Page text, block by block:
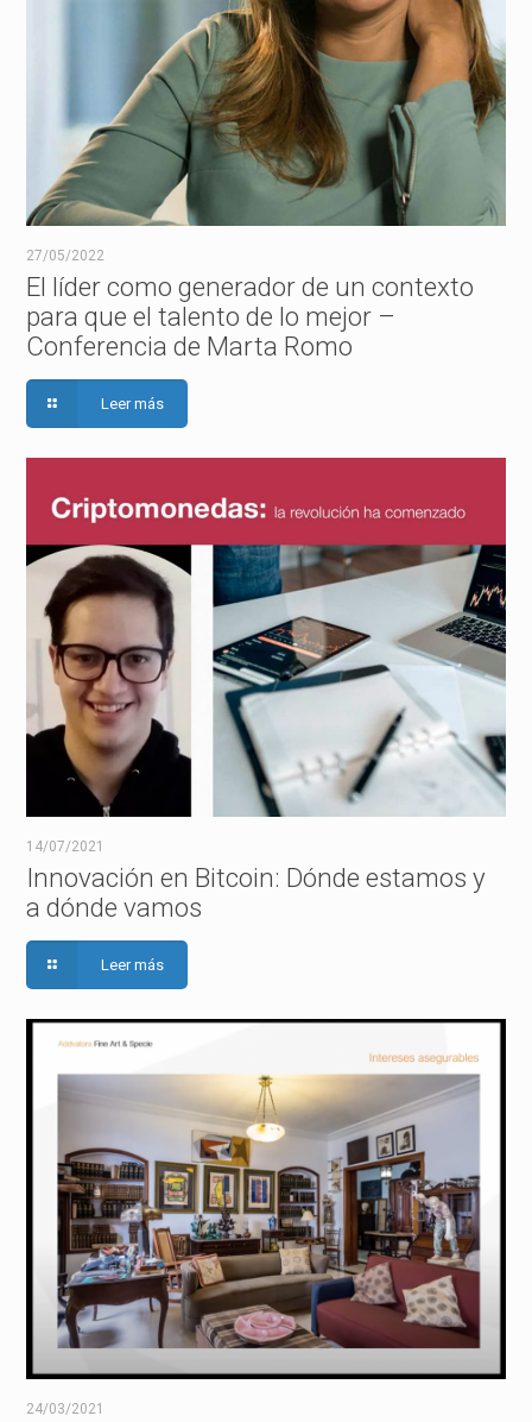
27/05/2022
El líder como generador de un contexto
para que el talento de lo mejor –
Conferencia de Marta Romo
Leer más
14/07/2021
Innovación en Bitcoin: Dónde estamos y
a dónde vamos
Leer más
24/03/2021